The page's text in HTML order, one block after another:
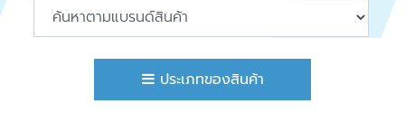
ประเภทของสินค้า